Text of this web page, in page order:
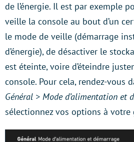
de l’énergie. Il est par exemple
veille la console au bout d’un
le mode de veille (démarrage
d’énergie), de désactiver le
est éteinte, voire d’éteindre
console. Pour cela, rendez-vous
Général > Mode d’alimentation et
sélectionnez vos options à votre